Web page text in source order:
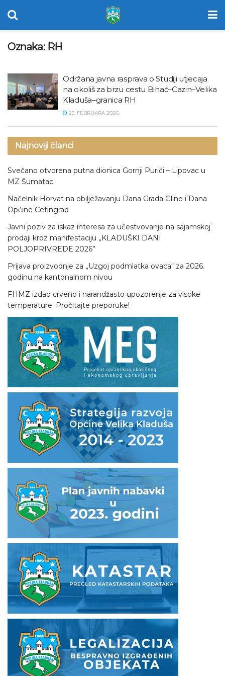
Oznaka: RH
Održana javna rasprava o Studiji utjecaja
na okoliš za brzu cestu Bihać–Cazin–Velika
Kladuša–granica RH
25. FEBRUARA 2026.
Najnoviji članci
Svečano otvorena putna dionica Gornji Purići – Lipovac u
MZ Šumatac
Načelnik Horvat na obilježavanju Dana Grada Gline i Dana
Općine Cetingrad
Javni poziv za iskaz interesa za učestvovanje na sajamskoj
prodaji kroz manifestaciju „KLADUŠKI DANI
POLJOPRIVREDE 2026”
Prijava proizvodnje za „Uzgoj podmlatka ovaca“ za 2026.
godinu na kantonalnom nivou
FHMZ izdao crveno i narandžasto upozorenje za visoke
temperature: Pročitajte preporuke!